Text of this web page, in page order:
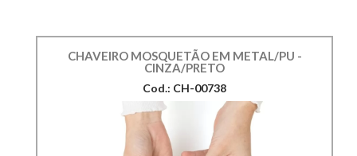
CHAVEIRO MOSQUETÃO EM METAL/PU -
CINZA/PRETO
Cod.: CH-00738